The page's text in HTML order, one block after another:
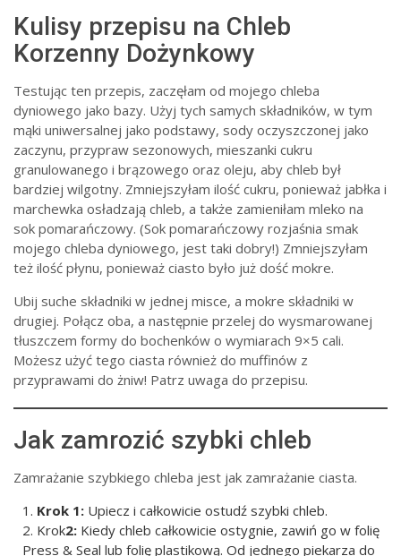
Kulisy przepisu na Chleb
Korzenny Dożynkowy
Testując ten przepis, zaczęłam od mojego chleba
dyniowego jako bazy. Użyj tych samych składników, w tym
mąki uniwersalnej jako podstawy, sody oczyszczonej jako
zaczynu, przypraw sezonowych, mieszanki cukru
granulowanego i brązowego oraz oleju, aby chleb był
bardziej wilgotny. Zmniejszyłam ilość cukru, ponieważ jabłka i
marchewka osładzają chleb, a także zamieniłam mleko na
sok pomarańczowy. (Sok pomarańczowy rozjaśnia smak
mojego chleba dyniowego, jest taki dobry!) Zmniejszyłam
też ilość płynu, ponieważ ciasto było już dość mokre.
Ubij suche składniki w jednej misce, a mokre składniki w
drugiej. Połącz oba, a następnie przelej do wysmarowanej
tłuszczem formy do bochenków o wymiarach 9×5 cali.
Możesz użyć tego ciasta również do muffinów z
przyprawami do żniw! Patrz uwaga do przepisu.
Jak zamrozić szybki chleb
Zamrażanie szybkiego chleba jest jak zamrażanie ciasta.
Krok 1: Upiecz i całkowicie ostudź szybki chleb.
Krok2: Kiedy chleb całkowicie ostygnie, zawiń go w folię
Press & Seal lub folię plastikową. Od jednego piekarza do